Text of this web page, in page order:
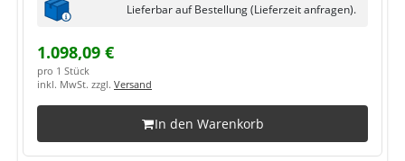
Lieferbar auf Bestellung (Lieferzeit anfragen).
1.098,09 €
pro 1 Stück
inkl. MwSt. zzgl. Versand
In den Warenkorb